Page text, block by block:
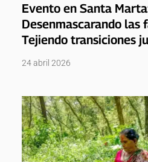
Evento en Santa
Desenmascarando las
Tejiendo transiciones
24 abril 2026